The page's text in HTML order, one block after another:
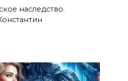
наследство.